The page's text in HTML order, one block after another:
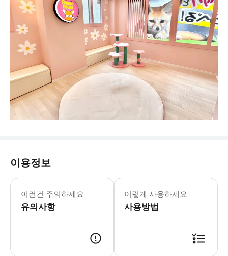
이용정보
이런건 주의하세요
유의사항
이렇게 사용하세요
사용방법